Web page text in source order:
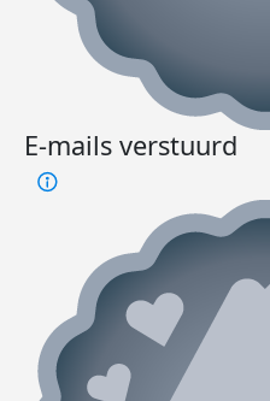
E-mails verstuurd